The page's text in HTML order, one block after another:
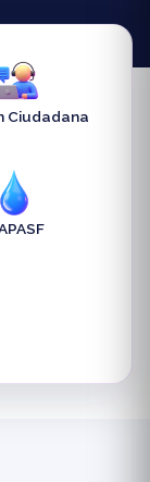
Ciudadana